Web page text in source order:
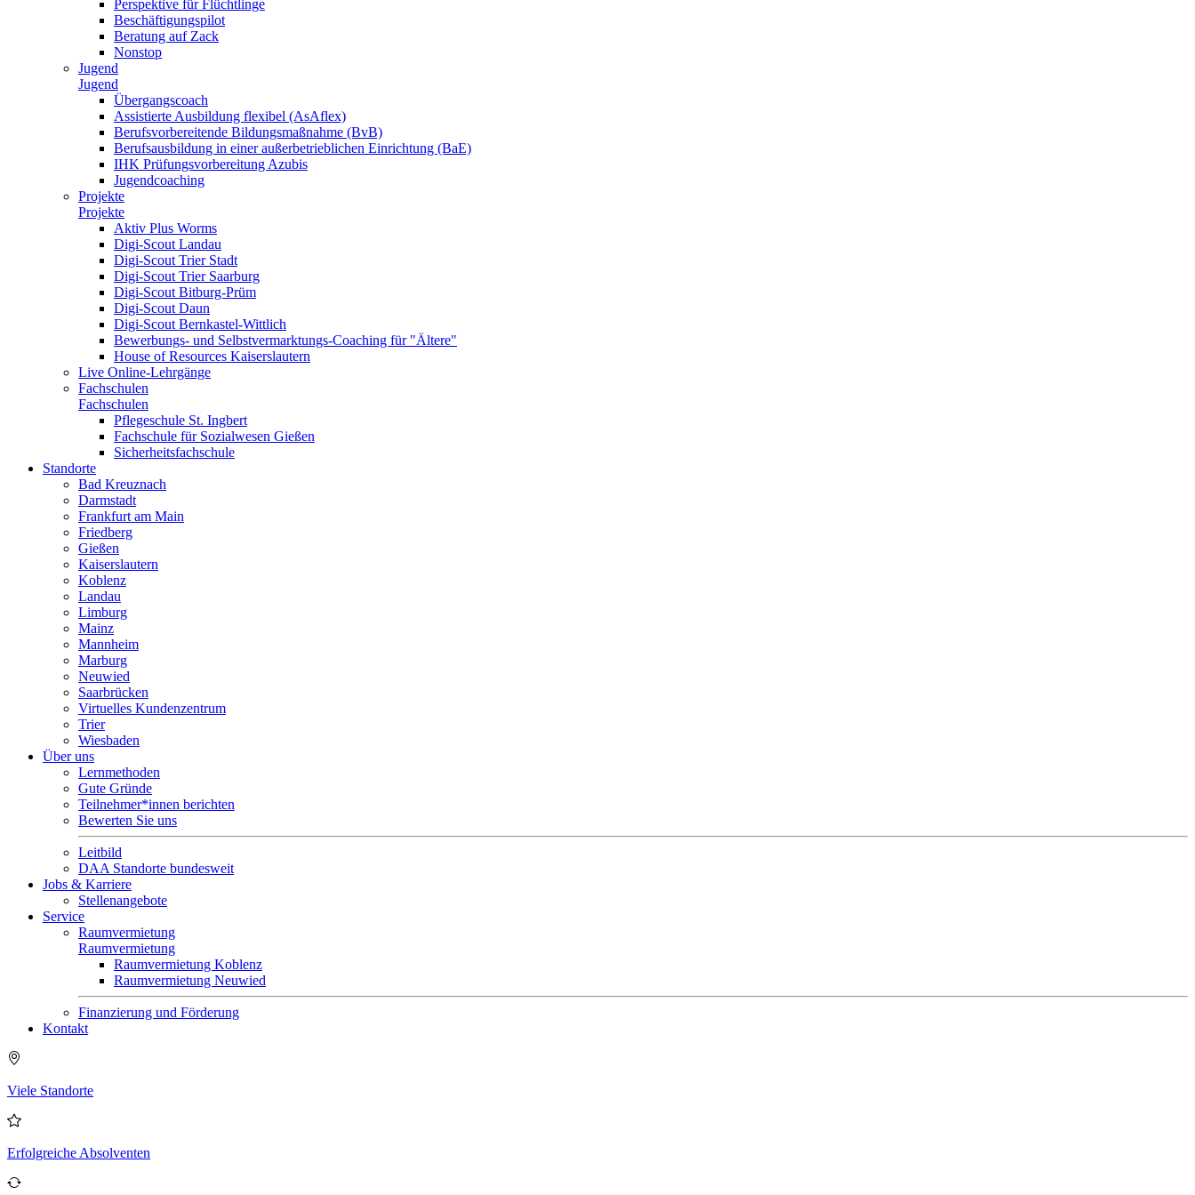
Perspektive für Flüchtlinge
Beschäftigungspilot
Beratung auf Zack
Nonstop
Jugend
Jugend
Übergangscoach
Assistierte Ausbildung flexibel (AsAflex)
Berufsvorbereitende Bildungsmaßnahme (BvB)
Berufsausbildung in einer außerbetrieblichen Einrichtung (BaE)
IHK Prüfungsvorbereitung Azubis
Jugendcoaching
Projekte
Projekte
Aktiv Plus Worms
Digi-Scout Landau
Digi-Scout Trier Stadt
Digi-Scout Trier Saarburg
Digi-Scout Bitburg-Prüm
Digi-Scout Daun
Digi-Scout Bernkastel-Wittlich
Bewerbungs- und Selbstvermarktungs-Coaching für "Ältere"
House of Resources Kaiserslautern
Live Online-Lehrgänge
Fachschulen
Fachschulen
Pflegeschule St. Ingbert
Fachschule für Sozialwesen Gießen
Sicherheitsfachschule
Standorte
Bad Kreuznach
Darmstadt
Frankfurt am Main
Friedberg
Gießen
Kaiserslautern
Koblenz
Landau
Limburg
Mainz
Mannheim
Marburg
Neuwied
Saarbrücken
Virtuelles Kundenzentrum
Trier
Wiesbaden
Über uns
Lernmethoden
Gute Gründe
Teilnehmer*innen berichten
Bewerten Sie uns
Leitbild
DAA Standorte bundesweit
Jobs & Karriere
Stellenangebote
Service
Raumvermietung
Raumvermietung
Raumvermietung Koblenz
Raumvermietung Neuwied
Finanzierung und Förderung
Kontakt
Viele Standorte
Erfolgreiche Absolventen